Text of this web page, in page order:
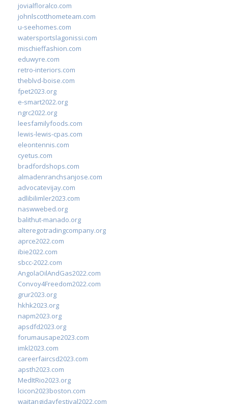
jovialfloralco.com
johnlscotthometeam.com
u-seehomes.com
watersportslagonissi.com
mischieffashion.com
eduwyre.com
retro-interiors.com
theblvd-boise.com
fpet2023.org
e-smart2022.org
ngrc2022.org
leesfamilyfoods.com
lewis-lewis-cpas.com
eleontennis.com
cyetus.com
bradfordshops.com
almadenranchsanjose.com
advocatevijay.com
adlibilimler2023.com
naswwebed.org
balithut-manado.org
alteregotradingcompany.org
aprce2022.com
ibie2022.com
sbcc-2022.com
AngolaOilAndGas2022.com
Convoy4Freedom2022.com
grur2023.org
hkhk2023.org
napm2023.org
apsdfd2023.org
forumausape2023.com
imkl2023.com
careerfaircsd2023.com
apsth2023.com
MedItRio2023.org
lcicon2023boston.com
waitangidayfestival2022.com